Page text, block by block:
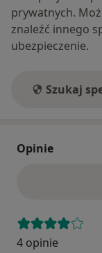
prywatnych.
znaleźć innego
ubezpieczenie.
Szukaj
Opinie
4 opinie